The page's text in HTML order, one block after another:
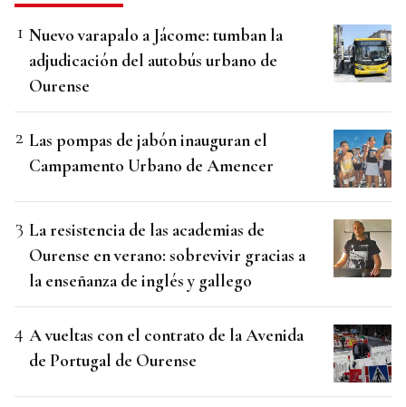
Nuevo varapalo a Jácome: tumban la
adjudicación del autobús urbano de
Ourense
Las pompas de jabón inauguran el
Campamento Urbano de Amencer
La resistencia de las academias de
Ourense en verano: sobrevivir gracias a
la enseñanza de inglés y gallego
A vueltas con el contrato de la Avenida
de Portugal de Ourense